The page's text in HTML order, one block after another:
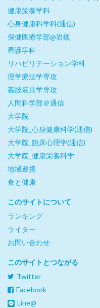
健康栄養学科
心身健康科学科(通信)
保健医療学部@岩槻
看護学科
リハビリテーション学科
理学療法学専攻
義肢装具学専攻
人間科学部＠通信
大学院
大学院_心身健康科学(通信)
大学院_臨床心理学(通信)
大学院_健康栄養科学
地域連携
食と健康
このサイトについて
ランキング
ライター
お問い合わせ
このサイトとつながる
Twitter
Facebook
Line@